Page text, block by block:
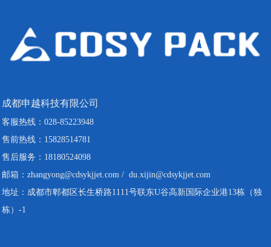
成都申越科技有限公司
客服热线：028-85223948
售前热线：15828514781
售后服务：18180524098
邮箱：zhangyong@cdsykjjet.com / du.xijin@cdsykjjet.com
地址：成都市郫都区长生桥路1111号联东U谷高新国际企业港13栋（独
栋）-1